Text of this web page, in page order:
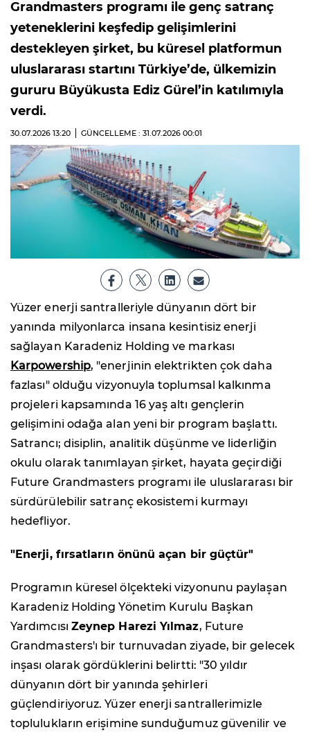
Grandmasters programı ile genç satranç
yeteneklerini keşfedip gelişimlerini
destekleyen şirket, bu küresel platformun
uluslararası startını Türkiye’de, ülkemizin
gururu Büyükusta Ediz Gürel’in katılımıyla
verdi.
30.07.2026 13:20 GÜNCELLEME : 31.07.2026 00:01
Yüzer enerji santralleriyle dünyanın dört bir
yanında milyonlarca insana kesintisiz enerji
sağlayan Karadeniz Holding ve markası
Karpowership, "enerjinin elektrikten çok daha
fazlası" olduğu vizyonuyla toplumsal kalkınma
projeleri kapsamında 16 yaş altı gençlerin
gelişimini odağa alan yeni bir program başlattı.
Satrancı; disiplin, analitik düşünme ve liderliğin
okulu olarak tanımlayan şirket, hayata geçirdiği
Future Grandmasters programı ile uluslararası bir
sürdürülebilir satranç ekosistemi kurmayı
hedefliyor.
"Enerji, fırsatların önünü açan bir güçtür"
Programın küresel ölçekteki vizyonunu paylaşan
Karadeniz Holding Yönetim Kurulu Başkan
Yardımcısı Zeynep Harezi Yılmaz, Future
Grandmasters'ı bir turnuvadan ziyade, bir gelecek
inşası olarak gördüklerini belirtti: "30 yıldır
dünyanın dört bir yanında şehirleri
güçlendiriyoruz. Yüzer enerji santrallerimizle
toplulukların erişimine sunduğumuz güvenilir ve